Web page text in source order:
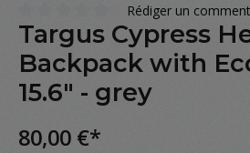
Note moyenne de 0 sur 5 étoiles
Rédiger un
Targus Cypress
Backpack with
15.6" - grey
80,00 €*